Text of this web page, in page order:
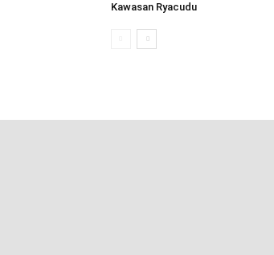
Kawasan Ryacudu